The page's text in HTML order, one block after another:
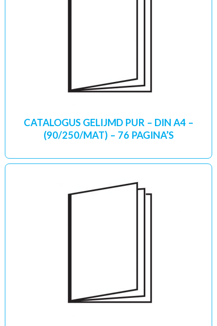
CATALOGUS GELIJMD PUR – DIN A4 –
(90/250/MAT) – 76 PAGINA’S